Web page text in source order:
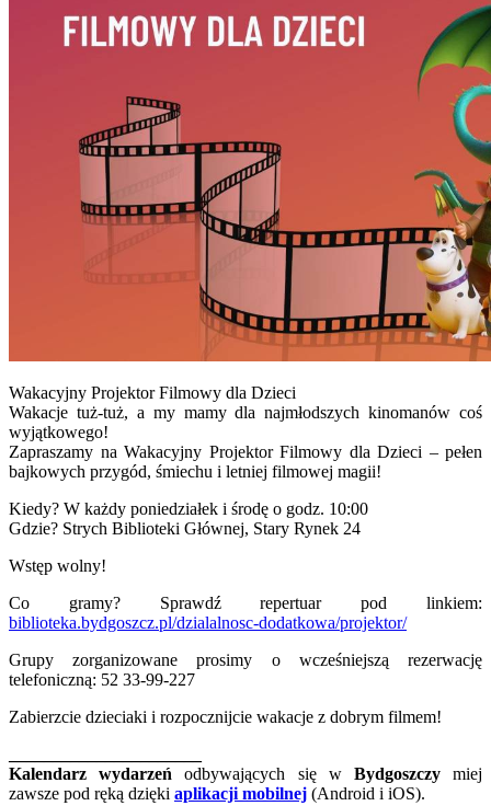
Wakacyjny Projektor Filmowy dla Dzieci
Wakacje tuż-tuż, a my mamy dla najmłodszych kinomanów coś
wyjątkowego!
Zapraszamy na Wakacyjny Projektor Filmowy dla Dzieci – pełen
bajkowych przygód, śmiechu i letniej filmowej magii!
Kiedy? W każdy poniedziałek i środę o godz. 10:00
Gdzie? Strych Biblioteki Głównej, Stary Rynek 24
Wstęp wolny!
Co gramy? Sprawdź repertuar pod linkiem:
biblioteka.bydgoszcz.pl/dzialalnosc-dodatkowa/projektor/
Grupy zorganizowane prosimy o wcześniejszą rezerwację
telefoniczną: 52 33-99-227
Zabierzcie dzieciaki i rozpocznijcie wakacje z dobrym filmem!
Kalendarz wydarzeń odbywających się w Bydgoszczymiej
zawsze pod ręką dzięki aplikacji mobilnej (Android i iOS).